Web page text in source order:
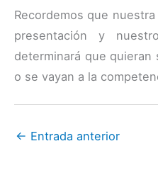
Recordemos que
presentación y
determinará que
o se vayan a la
← Entrada anterior